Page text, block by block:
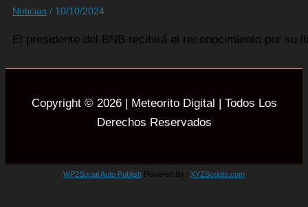
Noticias / 10/10/2024
El presidente del BNB recibirá el reconocimiento por
Copyright © 2026 | Meteorito Digital | Todos Los
Derechos Reservados
WP2Social Auto Publish Powered By : XYZScripts.com